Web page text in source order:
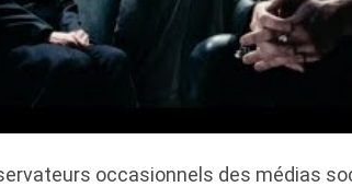
occasionnels des médias